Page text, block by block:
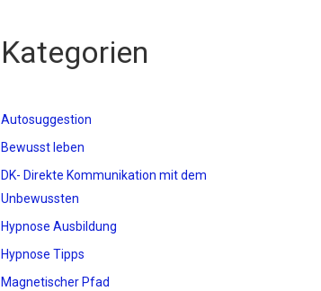
Kategorien
Autosuggestion
Bewusst leben
DK- Direkte Kommunikation mit dem
Unbewussten
Hypnose Ausbildung
Hypnose Tipps
Magnetischer Pfad